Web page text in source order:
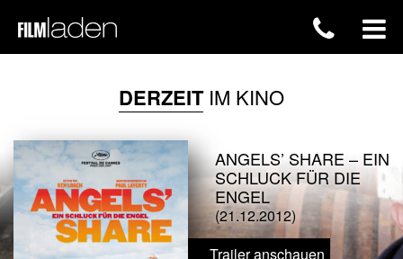
DERZEITIM KINO
ANGELS’ SHARE – EIN
SCHLUCK FÜR DIE
ENGEL
(21.12.2012)
Trailer anschauen